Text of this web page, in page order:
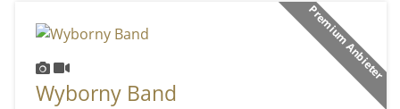
Premium Anbieter
Wyborny Band